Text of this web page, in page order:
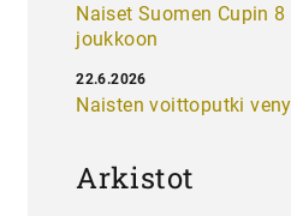
Naiset Suomen Cupin 8
joukkoon
Naisten voittoputki
22.6.2026
Arkistot